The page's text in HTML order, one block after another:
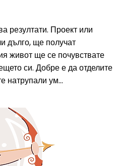
резултати. Проект или
дълго, ще получат
живот ще се почувствате
си. Добре е да отделите
натрупали ум...